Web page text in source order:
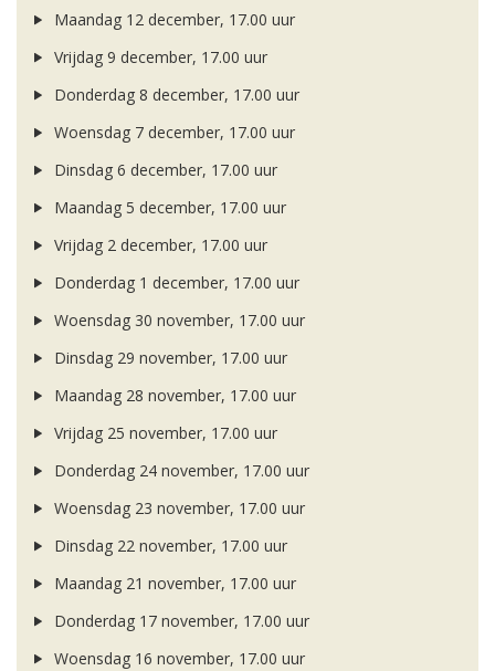
Maandag 12 december, 17.00 uur
Vrijdag 9 december, 17.00 uur
Donderdag 8 december, 17.00 uur
Woensdag 7 december, 17.00 uur
Dinsdag 6 december, 17.00 uur
Maandag 5 december, 17.00 uur
Vrijdag 2 december, 17.00 uur
Donderdag 1 december, 17.00 uur
Woensdag 30 november, 17.00 uur
Dinsdag 29 november, 17.00 uur
Maandag 28 november, 17.00 uur
Vrijdag 25 november, 17.00 uur
Donderdag 24 november, 17.00 uur
Woensdag 23 november, 17.00 uur
Dinsdag 22 november, 17.00 uur
Maandag 21 november, 17.00 uur
Donderdag 17 november, 17.00 uur
Woensdag 16 november, 17.00 uur